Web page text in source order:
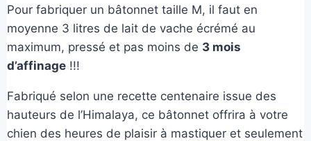
3,50€
à
Pour fabriquer un bâtonnet taille M, il faut en
moyenne 3 litres de lait de vache écrémé au
maximum, pressé et pas moins de 3 mois
d’affinage !!!
Fabriqué selon une recette centenaire issue des
hauteurs de l’Himalaya, ce bâtonnet offrira à votre
chien des heures de plaisir à mastiquer et seulement